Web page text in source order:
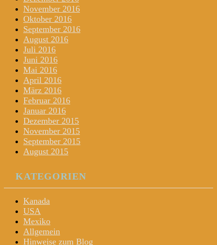
November 2016
Oktober 2016
September 2016
August 2016
Juli 2016
Juni 2016
Mai 2016
April 2016
März 2016
Februar 2016
Januar 2016
Dezember 2015
November 2015
September 2015
August 2015
KATEGORIEN
Kanada
USA
Mexiko
Allgemein
Hinweise zum Blog